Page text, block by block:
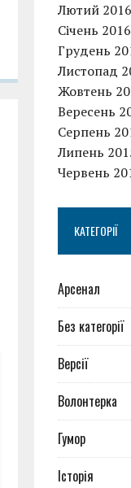
Лютий 2016
Січень 2016
Грудень
Листопад
Жовтень
Вересень
Серпень
Липень
Червень
КАТЕГОРІЇ
Арсенал
Без категорії
Версії
Волонтерка
Гумор
Історія